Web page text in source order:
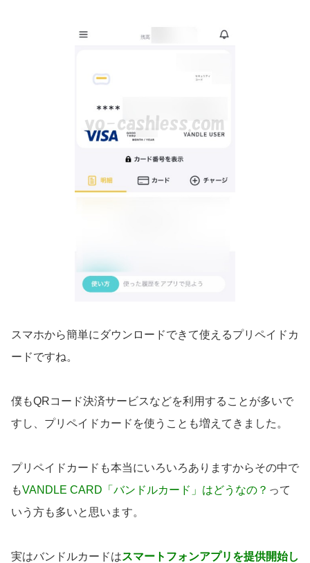
スマホから簡単にダウンロードできて使えるプリペイドカ
ードですね。
僕もQRコード決済サービスなどを利用することが多いで
すし、プリペイドカードを使うことも増えてきました。
プリペイドカードも本当にいろいろありますからその中で
もVANDLE CARD「バンドルカード」はどうなの？ って
いう方も多いと思います。
実はバンドルカードはスマートフォンアプリを提供開始し